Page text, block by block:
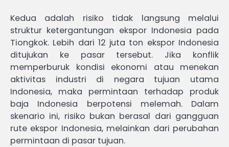
Kedua adalah risiko tidak langsung melalui
struktur ketergantungan ekspor Indonesia pada
Tiongkok. Lebih dari 12 juta ton ekspor Indonesia
ditujukan ke pasar tersebut. Jika konflik
memperburuk kondisi ekonomi atau menekan
aktivitas industri di negara tujuan utama
Indonesia, maka permintaan terhadap produk
baja Indonesia berpotensi melemah. Dalam
skenario ini, risiko bukan berasal dari gangguan
rute ekspor Indonesia, melainkan dari perubahan
permintaan di pasar tujuan.